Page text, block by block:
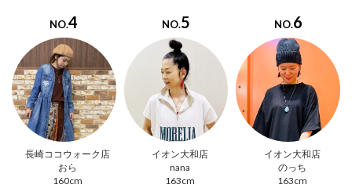
NO.4
長崎ココウォーク店
おら
160cm
NO.5
イオン大和店
nana
163cm
NO.6
イオン大和店
のっち
163cm